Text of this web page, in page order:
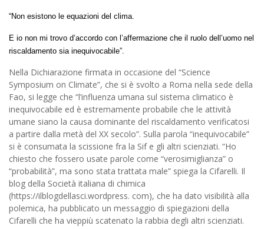
“Non esistono le equazioni del clima.
E io non mi trovo d’accordo con l’affermazione che il ruolo dell’uomo nel
riscaldamento sia inequivocabile”.
Nella Dichiarazione firmata in occasione del “Science
Symposium on Climate”, che si è svolto a Roma nella sede della
Fao, si legge che “l’influenza umana sul sistema climatico è
inequivocabile ed è estremamente probabile che le attività
umane siano la causa dominante del riscaldamento verificatosi
a partire dalla metà del XX secolo”. Sulla parola “inequivocabile”
si è consumata la scissione fra la Sif e gli altri scienziati. “Ho
chiesto che fossero usate parole come “verosimiglianza” o
“probabilità”, ma sono stata trattata male” spiega la Cifarelli. Il
blog della Società italiana di chimica
(https://ilblogdellasci.wordpress. com), che ha dato visibilità alla
polemica, ha pubblicato un messaggio di spiegazioni della
Cifarelli che ha vieppiù scatenato la rabbia degli altri scienziati.